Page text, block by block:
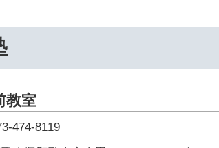
教室
474-8119